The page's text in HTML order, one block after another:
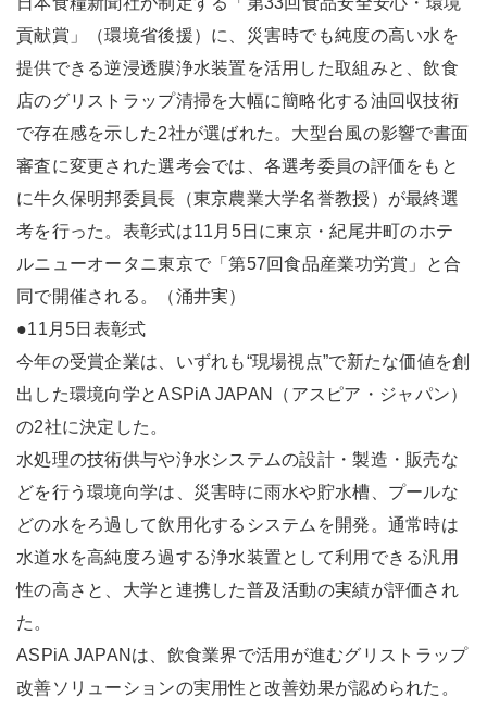
貢献賞」（環境省後援）に、災害時でも純度の高い水を
提供できる逆浸透膜浄水装置を活用した取組みと、飲食
店のグリストラップ清掃を大幅に簡略化する油回収技術
で存在感を示した2社が選ばれた。大型台風の影響で書面
審査に変更された選考会では、各選考委員の評価をもと
に牛久保明邦委員長（東京農業大学名誉教授）が最終選
考を行った。表彰式は11月5日に東京・紀尾井町のホテ
ルニューオータニ東京で「第57回食品産業功労賞」と合
同で開催される。（涌井実）
●11月5日表彰式
今年の受賞企業は、いずれも“現場視点”で新たな価値を創
出した環境向学とASPiA JAPAN（アスピア・ジャパン）
の2社に決定した。
水処理の技術供与や浄水システムの設計・製造・販売な
どを行う環境向学は、災害時に雨水や貯水槽、プールな
どの水をろ過して飲用化するシステムを開発。通常時は
水道水を高純度ろ過する浄水装置として利用できる汎用
性の高さと、大学と連携した普及活動の実績が評価され
た。
ASPiA JAPANは、飲食業界で活用が進むグリストラップ
改善ソリューションの実用性と改善効果が認められた。